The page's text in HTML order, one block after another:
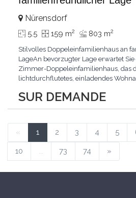
SUR DEMANDE
Nürensdorf
5.5 159 m2 803 m2
Stilvolles Doppeleinfamilienhaus an
LageAn bevorzugter Lage erwartet
Zimmer-Doppeleinfamilienhaus, das
lichtdurchflutetes, einladendes
Liegenschaft in einem
zeitgemässen Wohnkomfort perfekt
« 1 2 3 4 5
10 ... 73 74 »